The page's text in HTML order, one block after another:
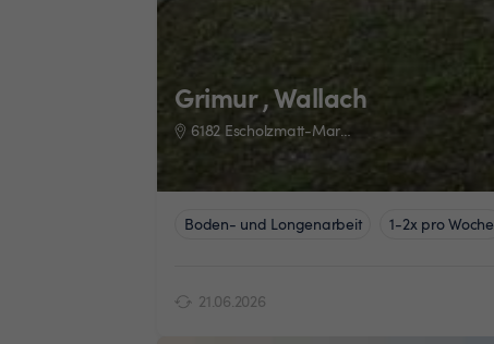
Grimur , Wallach
6182 Escholzmatt-Marbach
Boden- und Longenarbeit 1-2x pro Woche
21.06.2026